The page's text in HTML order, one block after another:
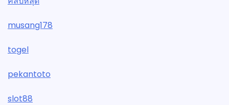
musang178
togel
pekantoto
slot88